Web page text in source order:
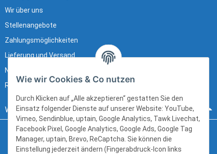
Wir über uns
Stellenangebote
Zahlungsmöglichkeiten
Lieferung und Versand
Newsletter
Ratgeber & Glossar
Wir beraten sie gerne:
Hanns-Martin-Schleyer-Straße 12
Wie wir Cookies & Co nutzen
Durch Klicken auf „Alle akzeptieren“ gestatten Sie den
Einsatz folgender Dienste auf unserer Website: YouTube,
Vimeo, Sendinblue, uptain, Google Analytics, Tawk Livechat,
Facebook Pixel, Google Analytics, Google Ads, Google Tag
Manager, uptain, Brevo, ReCaptcha. Sie können die
Einstellung jederzeit ändern (Fingerabdruck-Icon links